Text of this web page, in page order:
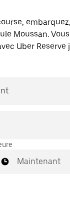
Moussan.
Uber Reserve
Maintenant